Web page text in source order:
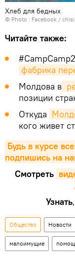
Хлеб для бедных
© Photo : Facebook /
Читайте также:
фабрика
Молдова в
позиции
Откуда
кого живет
Будь в курсе
подпишись на
Смотреть
Узнать,
Общество Новости
малоимущие